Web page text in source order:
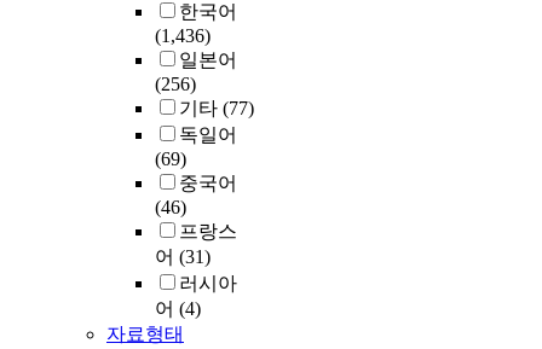
한국어
(1,436)
일본어
(256)
기타 (77)
독일어
(69)
중국어
(46)
프랑스
어 (31)
러시아
어 (4)
자료형태